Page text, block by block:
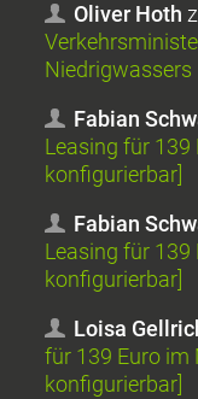
Oliver Hoth
Niedrigwassers
Fabian
Leasing für
konfigurierbar]
Fabian
Leasing für
konfigurierbar]
Loisa
für 139 Euro
konfigurierbar]